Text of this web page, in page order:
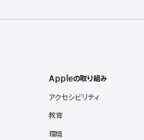
Appleの取り組み
アクセシビリティ
教育
環境